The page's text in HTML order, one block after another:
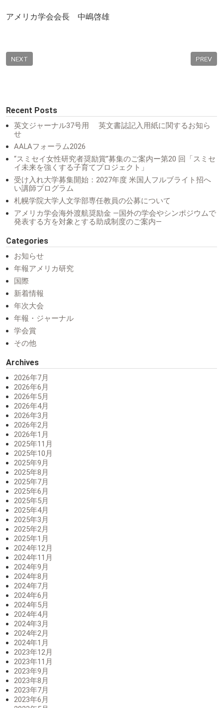
アメリカ学会会長 中嶋啓雄
NEXT PREV
Recent Posts
英文ジャーナル37号用 英文書誌記入用紙に関するお知ら
せ
AALAフォーラム2026
“スミセイ女性研究者奨励賞”募集のご案内ー第20 回「スミセ
イ未来を強くする子育てプロジェクト」
受け入れ大学募集開始：2027年度 米国人フルブライト招へ
い講師プログラム
札幌学院大学人文学部専任教員の公募について
アメリカ学会海外渡航奨励金 ―国外の学会やシンポジウムで
発表する方を対象とする助成制度のご案内―
Categories
お知らせ
年報アメリカ研究
国際
新着情報
年次大会
年報・ジャーナル
学会賞
その他
Archives
2026年7月
2026年6月
2026年5月
2026年4月
2026年3月
2026年2月
2026年1月
2025年11月
2025年10月
2025年9月
2025年8月
2025年7月
2025年6月
2025年5月
2025年4月
2025年3月
2025年2月
2025年1月
2024年12月
2024年11月
2024年9月
2024年8月
2024年7月
2024年6月
2024年5月
2024年4月
2024年3月
2024年2月
2024年1月
2023年12月
2023年11月
2023年9月
2023年8月
2023年7月
2023年6月